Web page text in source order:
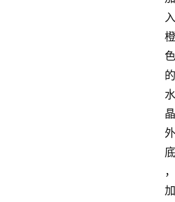
入
橙
色
的
水
晶
外
底
，
加